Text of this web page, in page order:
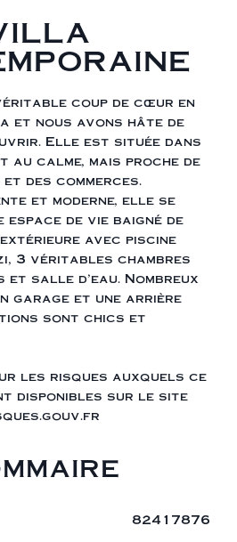
coup de cœur en
nous avons hâte de
Elle est située dans
au calme, mais proche de
des commerces.
et moderne, elle se
de vie baigné de
avec piscine
3 véritables chambres
et salle d'eau. Nombreux
garage et une arrière
sont chics et
les risques auxquels ce
disponibles sur le site
82417876